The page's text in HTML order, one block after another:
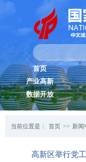
首页
产业高新
数据开放
当前位置是： 首页 >> 新闻
高新区举行党